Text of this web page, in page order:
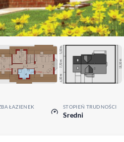
ŁAZIENEK STOPIEŃ TRUDNOŚCI
Sredni